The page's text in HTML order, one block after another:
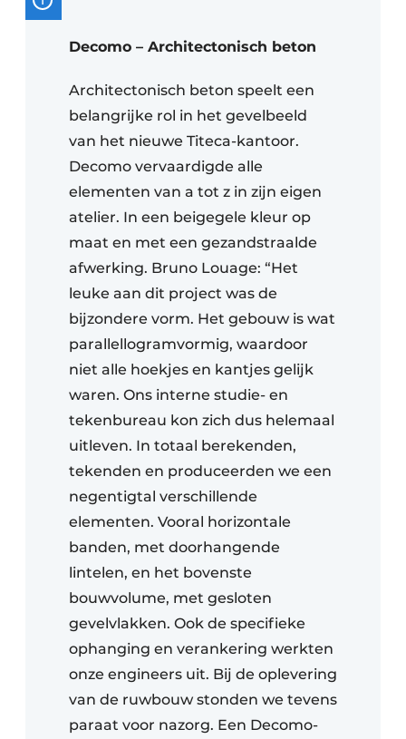
Decomo – Architectonisch beton
Architectonisch beton speelt een
belangrijke rol in het gevelbeeld
van het nieuwe Titeca-kantoor.
Decomo vervaardigde alle
elementen van a tot z in zijn eigen
atelier. In een beigegele kleur op
maat en met een gezandstraalde
afwerking. Bruno Louage: “Het
leuke aan dit project was de
bijzondere vorm. Het gebouw is wat
parallellogramvormig, waardoor
niet alle hoekjes en kantjes gelijk
waren. Ons interne studie- en
tekenbureau kon zich dus helemaal
uitleven. In totaal berekenden,
tekenden en produceerden we een
negentigtal verschillende
elementen. Vooral horizontale
banden, met doorhangende
lintelen, en het bovenste
bouwvolume, met gesloten
gevelvlakken. Ook de specifieke
ophanging en verankering werkten
onze engineers uit. Bij de oplevering
van de ruwbouw stonden we tevens
paraat voor nazorg. Een Decomo-